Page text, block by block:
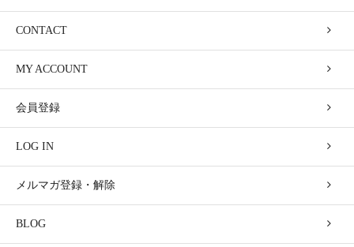
CONTACT
MY ACCOUNT
会員登録
LOG IN
メルマガ登録・解除
BLOG